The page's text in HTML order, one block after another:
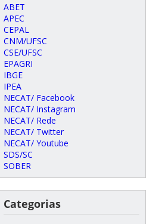
ABET
APEC
CEPAL
CNM/UFSC
CSE/UFSC
EPAGRI
IBGE
IPEA
NECAT/ Facebook
NECAT/ Instagram
NECAT/ Rede
NECAT/ Twitter
NECAT/ Youtube
SDS/SC
SOBER
Categorias